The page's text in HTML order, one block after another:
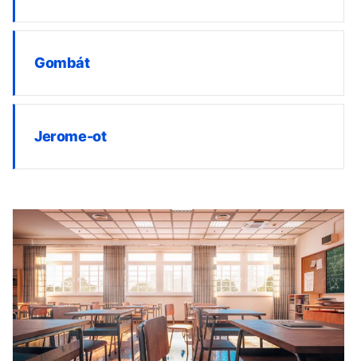
Gombát
Jerome-ot